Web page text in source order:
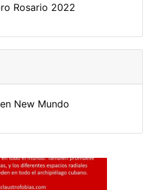
Rosario 2022
New Mundo